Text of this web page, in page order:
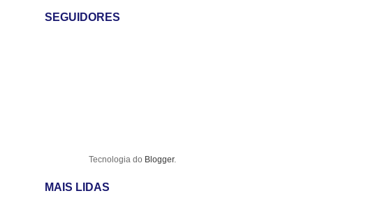
SEGUIDORES
Tecnologia do Blogger.
MAIS LIDAS